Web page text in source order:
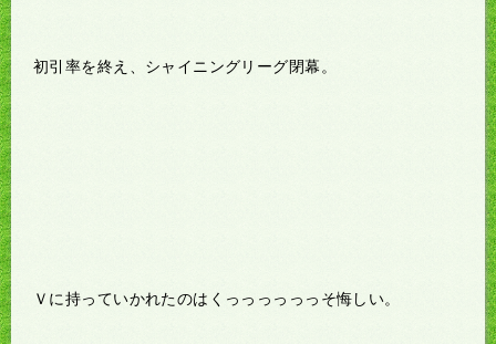
初引率を終え、シャイニングリーグ閉幕。
Ｖに持っていかれたのはくっっっっっっそ悔しい。